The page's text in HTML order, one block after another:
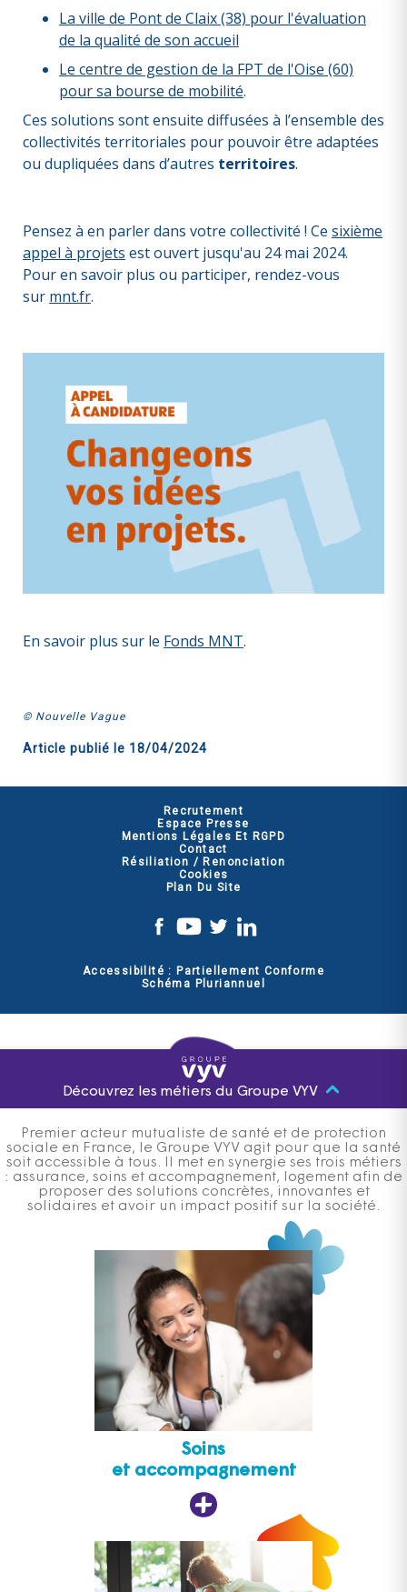
La ville de Pont de Claix (38) pour l'évaluation
de la qualité de son accueil
Le centre de gestion de la FPT de l'Oise (60)
pour sa bourse de mobilité.
Ces solutions sont ensuite diffusées à l’ensemble des
collectivités territoriales pour pouvoir être adaptées
ou dupliquées dans d’autres territoires.
Pensez à en parler dans votre collectivité ! Ce sixième
appel à projets est ouvert jusqu'au 24 mai 2024.
Pour en savoir plus ou participer, rendez-vous
sur mnt.fr.
En savoir plus sur le Fonds MNT.
© Nouvelle Vague
Article publié le 18/04/2024
Recrutement
Espace Presse
Mentions Légales Et RGPD
Contact
Résiliation / Renonciation
Cookies
Plan Du Site
Accessibilité : Partiellement Conforme
Schéma Pluriannuel
Découvrez les métiers du Groupe VYV
Premier acteur mutualiste de santé et de protection
sociale en France, le Groupe VYV agit pour que la santé
soit accessible à tous. Il met en synergie ses trois métiers
: assurance, soins et accompagnement, logement afin de
proposer des solutions concrètes, innovantes et
solidaires et avoir un impact positif sur la société.
Soins
et accompagnement